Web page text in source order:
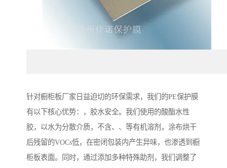
针对橱柜板厂家日益迫切的环保需求，我们的PE保护膜
有以下核心优势：，胶水安全。我们使用的酸酯水性
胶，以水为分散介质，不含、、等有机溶剂，涂布烘干
后残留的VOCs低，在密闭包装内产生异味，也渗透到橱
柜板表面。同时，通过添加多种特殊助剂，我们调整了